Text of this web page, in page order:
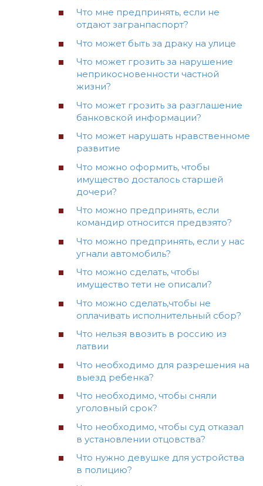
Что мне предпринять, если не
отдают загранпаспорт?
Что может быть за драку на улице
Что может грозить за нарушение
неприкосновенности частной
жизни?
Что может грозить за разглашение
банковской информации?
Что может нарушать нравственноме
развитие
Что можно оформить, чтобы
имущество досталось старшей
дочери?
Что можно предпринять, если
командир относится предвзято?
Что можно предпринять, если у нас
угнали автомобиль?
Что можно сделать, чтобы
имущество тети не описали?
Что можно сделать,чтобы не
оплачивать исполнительный сбор?
Что нельзя ввозить в россию из
латвии
Что необходимо для разрешения на
выезд ребенка?
Что необходимо, чтобы сняли
уголовный срок?
Что необходимо, чтобы суд отказал
в установлении отцовства?
Что нужно девушке для устройства
в полицию?